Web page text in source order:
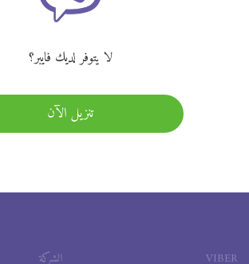
لا يتوفر لديك فايبر؟
تنزيل الآن
VIBER الشركة